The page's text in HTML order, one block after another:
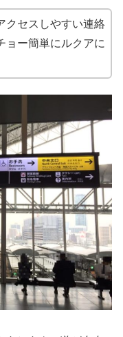
クセスしやすい連絡
ョー簡単にルクアに